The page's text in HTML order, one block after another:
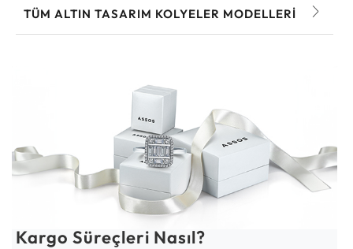
TÜM ALTIN TASARIM KOLYELER MODELLERI
Kargo Süreçleri Nasıl?